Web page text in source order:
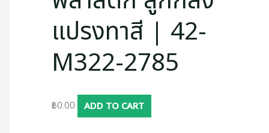
แปรงทาสี | 42-
M322-2785
฿0.00 ADD TO CART